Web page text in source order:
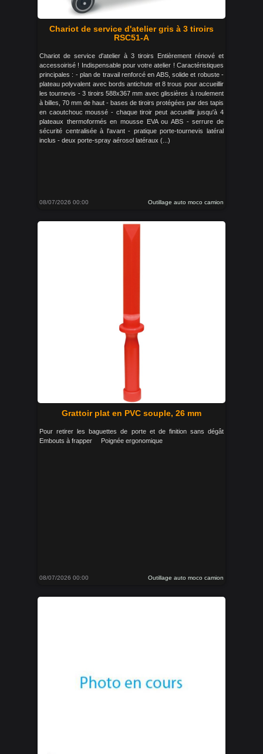
Chariot de service d'atelier gris à 3 tiroirs
RSC51-A
Chariot de service d'atelier à 3 tiroirs Entièrement rénové et
accessoirisé ! Indispensable pour votre atelier ! Caractéristiques
principales : - plan de travail renforcé en ABS, solide et robuste -
plateau polyvalent avec bords antichute et 8 trous pour accueillir
les tournevis - 3 tiroirs 588x367 mm avec glissières à roulement
à billes, 70 mm de haut - bases de tiroirs protégées par des tapis
en caoutchouc moussé - chaque tiroir peut accueillir jusqu'à 4
plateaux thermoformés en mousse EVA ou ABS - serrure de
sécurité centralisée à l'avant - pratique porte-tournevis latéral
inclus - deux porte-spray aérosol latéraux (...)
08/07/2026 00:00 Outillage auto moco camion
Grattoir plat en PVC souple, 26 mm
Pour retirer les baguettes de porte et de finition sans dégât
Embouts à frapper Poignée ergonomique
08/07/2026 00:00 Outillage auto moco camion